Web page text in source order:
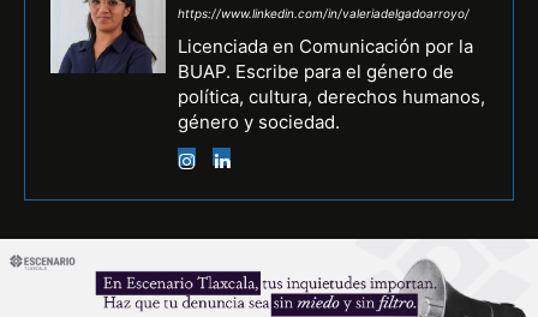
https://www.linkedin.com/in/valeriadelgadoarroyo/
Licenciada en Comunicación por la
BUAP. Escribe para el género de
política, cultura, derechos humanos,
género y sociedad.